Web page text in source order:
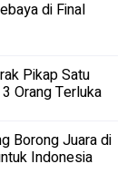
di Final
Pikap Satu
Orang Terluka
Borong Juara di
Indonesia